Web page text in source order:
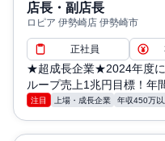
店長・副店長
ロピア 伊勢崎店 伊勢崎市
正社員
★超成長企業★2024年度
ループ売上1兆円目標！年
注目 上場・成長企業 年収450万以